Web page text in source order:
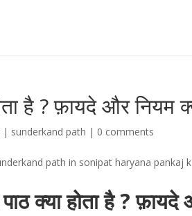
है ? फ़ायदे और नियम
| sunderkand path | 0 comments
क्या होता है ?